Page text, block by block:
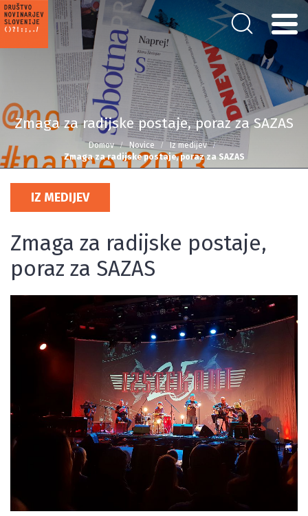
Zmaga za radijske postaje, poraz za SAZAS
Domov Novice
Iz medijev
Zmaga za radijske postaje, poraz za SAZAS
IZ MEDIJEV
Zmaga za radijske postaje,
poraz za SAZAS